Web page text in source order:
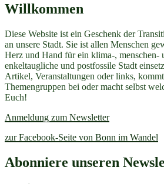
Willkommen
Diese Website ist ein Geschenk der
an unsere Stadt. Sie ist allen Menschen
Herz und Hand für ein klima-, menschen-
enkeltaugliche und postfossile Stadt
Artikel, Veranstaltungen oder links,
Themengruppen bei oder macht selbst
Euch!
Anmeldung zum Newsletter
zur Facebook-Seite von Bonn im Wandel
Abonniere unseren